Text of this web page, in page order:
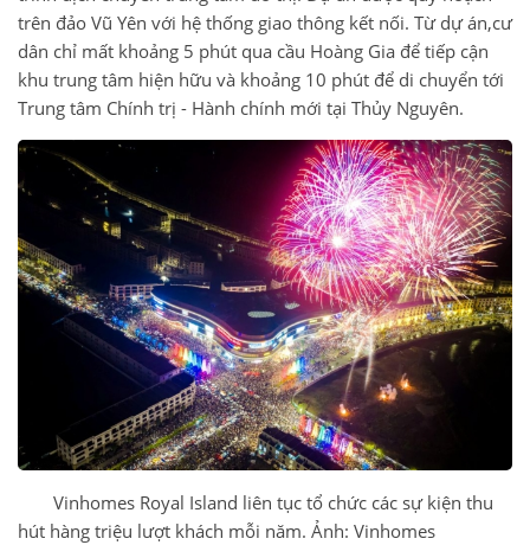
trên đảo Vũ Yên với hệ thống giao thông kết nối. Từ dự án,cư
dân chỉ mất khoảng 5 phút qua cầu Hoàng Gia để tiếp cận
khu trung tâm hiện hữu và khoảng 10 phút để di chuyển tới
Trung tâm Chính trị - Hành chính mới tại Thủy Nguyên.
Vinhomes Royal Island liên tục tổ chức các sự kiện thu
hút hàng triệu lượt khách mỗi năm. Ảnh: Vinhomes